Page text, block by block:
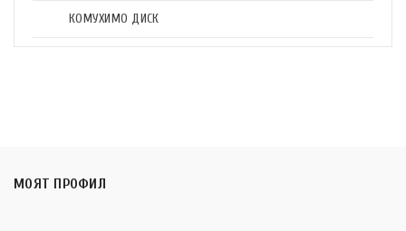
КОМУХИМО ДИСК
МОЯТ ПРОФИЛ